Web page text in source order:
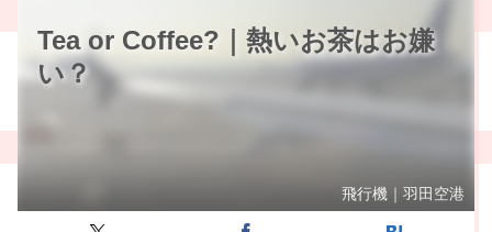
Tea or Coffee?｜熱いお茶はお嫌
い？
飛行機｜羽田空港